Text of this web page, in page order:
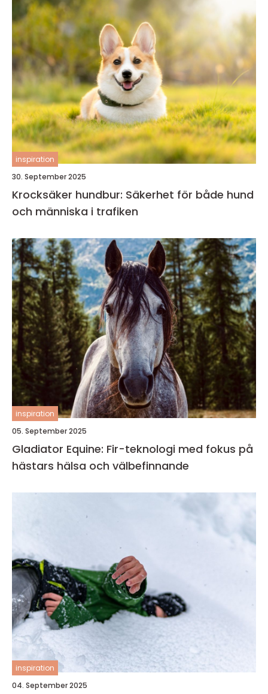
inspiration
30. September 2025
Krocksäker hundbur: Säkerhet för både hund
och människa i trafiken
inspiration
05. September 2025
Gladiator Equine: Fir-teknologi med fokus på
hästars hälsa och välbefinnande
inspiration
04. September 2025